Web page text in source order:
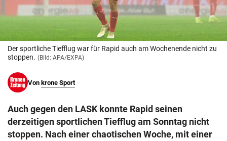
© Krone Multimedia GmbH & Co KG 2026
Muthgasse 2, 1190 Wien
Der sportliche Tiefflug war für Rapid auch am Wochenende nicht zu
stoppen. (Bild: APA/EXPA)
Von krone Sport
Auch gegen den LASK konnte Rapid seinen
derzeitigen sportlichen Tiefflug am Sonntag nicht
stoppen. Nach einer chaotischen Woche, mit einer